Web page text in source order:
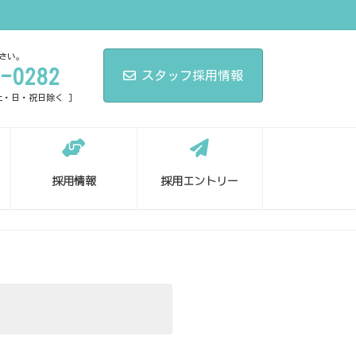
い。
0282
日・祝日除く ]
スタッフ採用情報
採用情報 採用エントリー